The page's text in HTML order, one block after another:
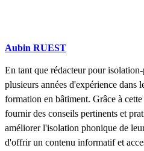
Aubin RUEST
En tant que rédacteur pour
plusieurs années d'expérience dans
formation en bâtiment. Grâce à
fournir des conseils pertinents et
améliorer l'isolation phonique de
d'offrir un contenu informatif et